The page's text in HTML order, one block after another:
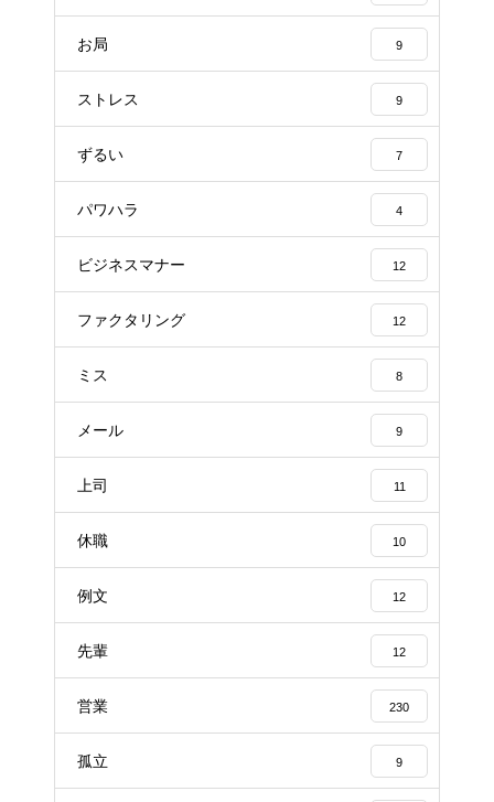
お局 9
ストレス 9
ずるい 7
パワハラ 4
ビジネスマナー 12
ファクタリング 12
ミス 8
メール 9
上司 11
休職 10
例文 12
先輩 12
営業 230
孤立 9